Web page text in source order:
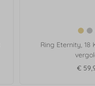
Ring Eternity, 18
€